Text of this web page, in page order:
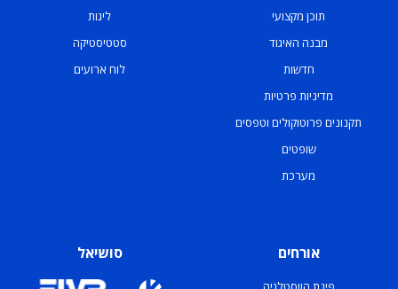
תוכן מקצועי
מבנה האיגוד
חדשות
מדיניות פרטיות
תקנונים פרוטוקולים וטפסים
שופטים
מערכת
ליגות
סטטיסטיקה
לוח ארועים
אורחים סושיאל